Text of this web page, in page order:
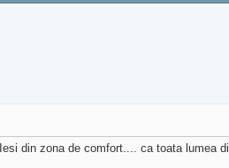
din zona de comfort.... ca toata lumea